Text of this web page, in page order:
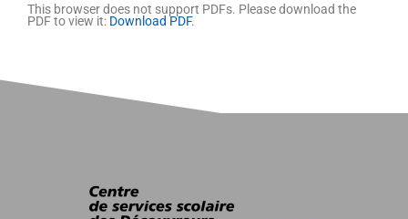
This browser does not support PDFs. Please download the
PDF to view it: Download PDF.